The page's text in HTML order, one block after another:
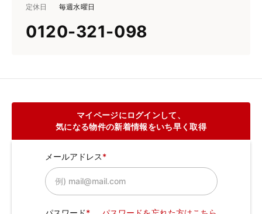
定休日
毎週水曜日
0120-321-098
マイページにログインして、
気になる物件の新着情報をいち早く取得
メールアドレス